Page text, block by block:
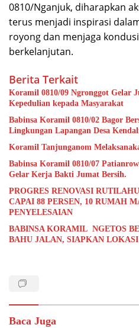
0810/Nganjuk, diharapkan
terus menjadi inspirasi
royong dan menjaga
berkelanjutan.
Berita Terkait
Koramil 0810/09 Ngronggot Gelar
Kepedulian kepada Masyarakat
Babinsa Koramil 0810/02 Bagor
Lingkungan Lapangan Desa
Koramil Tanjunganom
Babinsa Koramil 0810/07
Gelar Kerja Bakti Jumat Bersih.
PROGRES RENOVASI
CAPAI 88 PERSEN, 10 RUMAH
PENYELESAIAN
BABINSA KORAMIL NGETOS
BAHU JALAN, SIAPKAN
Baca Juga